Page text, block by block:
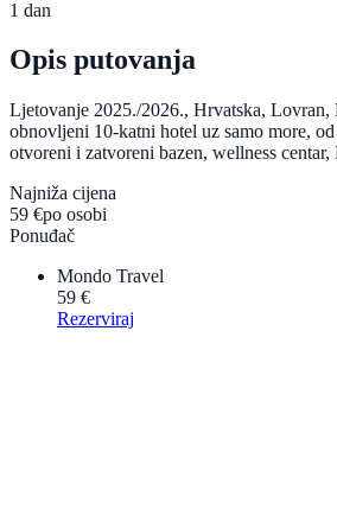
1 dan
Opis putovanja
Ljetovanje 2025./2026., Hrvatska,
obnovljeni 10-katni hotel uz samo more,
otvoreni i zatvoreni bazen, wellness
Najniža cijena
59 €po osobi
Ponuđač
Mondo Travel
59 €
Rezerviraj